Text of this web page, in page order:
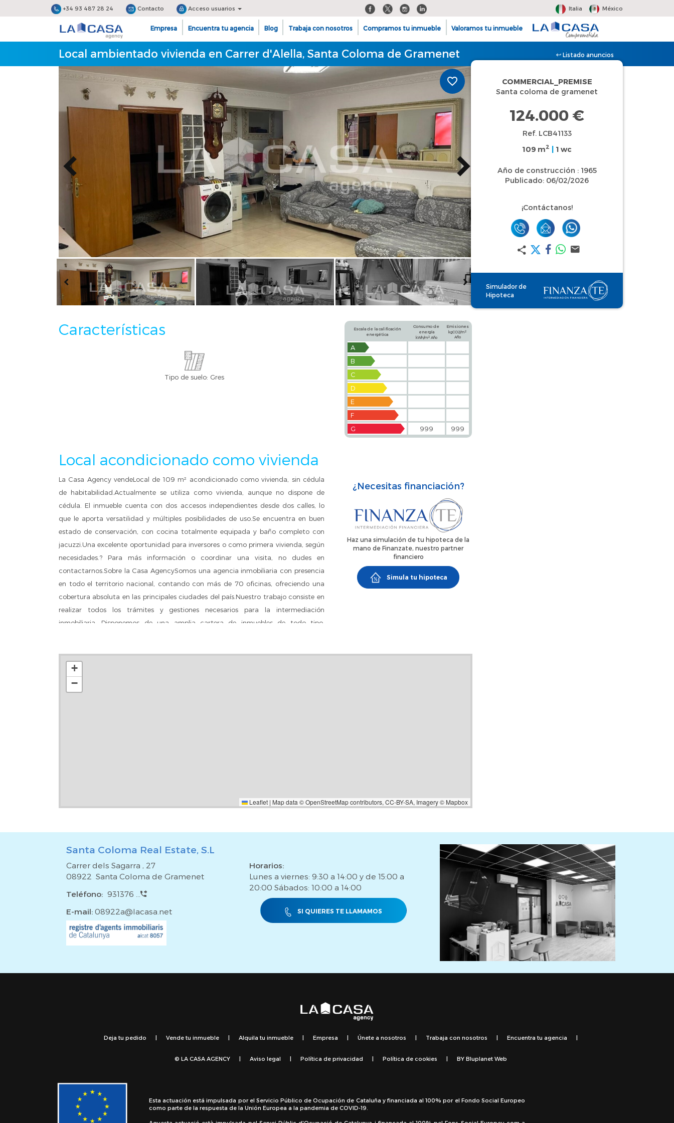
+34 93 487 28 24 Contacto Acceso usuarios Italia México
Empresa Encuentra tu agencia Blog Trabaja con nosotros Compramos tu inmueble Valoramos tu inmueble
Local ambientado vivienda en Carrer d'Alella, Santa Coloma de Gramenet Listado anuncios
Características
Tipo de suelo: Gres
Escala de la calificación
energética
Consumo de
energía
kWh/m2Año
Emisiones
kgCO2/m2
Año
A
B
C
D
E
F
G
999 999
Local acondicionado como vivienda
La Casa Agency vendeLocal de 109 m² acondicionado como vivienda, sin cédula
de habitabilidad.Actualmente se utiliza como vivienda, aunque no dispone de
cédula. El inmueble cuenta con dos accesos independientes desde dos calles, lo
que le aporta versatilidad y múltiples posibilidades de uso.Se encuentra en buen
estado de conservación, con cocina totalmente equipada y baño completo con
jacuzzi.Una excelente oportunidad para inversores o como primera vivienda, según
necesidades.? Para más información o coordinar una visita, no dudes en
contactarnos.Sobre la Casa AgencySomos una agencia inmobiliaria con presencia
en todo el territorio nacional, contando con más de 70 oficinas, ofreciendo una
cobertura absoluta en las principales ciudades del país.Nuestro trabajo consiste en
realizar todos los trámites y gestiones necesarios para la intermediación
inmobiliaria. Disponemos de una amplia cartera de inmuebles de todo tipo.
para la compra o el alquiler de inmuebles*Tramitación de seguros y asesoramiento
jurídico y fiscal para garantizar una transacción segura y sin
¿Necesitas financiación?
Haz una simulación de tu hipoteca de la
mano de Finanzate, nuestro partner
financiero
Simula tu hipoteca
+
−
Leaflet | Map data ©OpenStreetMapcontributors, CC-BY-SA, Imagery © Mapbox
COMMERCIAL_PREMISE
Santa coloma de gramenet
124.000 €
Ref. LCB41133
109 m2 1 wc
Año de construcción : 1965
Publicado: 06/02/2026
¡Contáctanos!
Simulador de
Hipoteca
Santa Coloma Real Estate, S.L
Carrer dels Sagarra , 27
08922 Santa Coloma de Gramenet
Teléfono: 931376 ...
E-mail: 08922a@lacasa.net
Horarios:
Lunes a viernes: 9:30 a 14:00 y de 15:00 a
20:00 Sábados: 10:00 a 14:00
SI QUIERES TE LLAMAMOS
Deja tu pedido | Vende tu inmueble | Alquila tu inmueble | Empresa | Únete a nosotros | Trabaja con nosotros | Encuentra tu agencia |
© LA CASA AGENCY | Aviso legal | Política de privacidad | Política de cookies | BY Bluplanet Web
Esta actuación está impulsada por el Servicio Público de Ocupación de Cataluña y financiada al 100% por el Fondo Social Europeo
como parte de la respuesta de la Unión Europea a la pandemia de COVID-19.